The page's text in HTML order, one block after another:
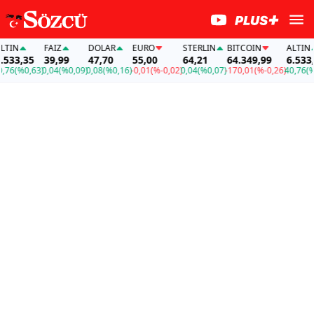
FAİZ
39,99
0,04(%0,09)
DOLAR
47,70
0,08(%0,16)
EURO
55,00
-0,01(%-0,02)
STERLIN
64,21
0,04(%0,07)
BITCOIN
64.349,99
-170,01(%-0,26)
ALTIN
6.533,35
40,76(%0,63)0,04